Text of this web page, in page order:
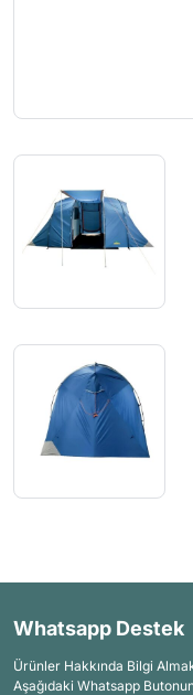
Whatsapp Destek
Ürünler Hakkında Bilgi
Aşağıdaki Whatsapp